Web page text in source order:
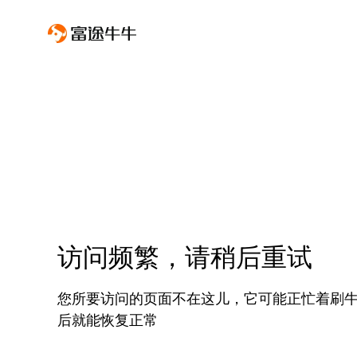
访问频繁，请稍后重试
您所要访问的页面不在这儿，它可能正忙着刷
后就能恢复正常